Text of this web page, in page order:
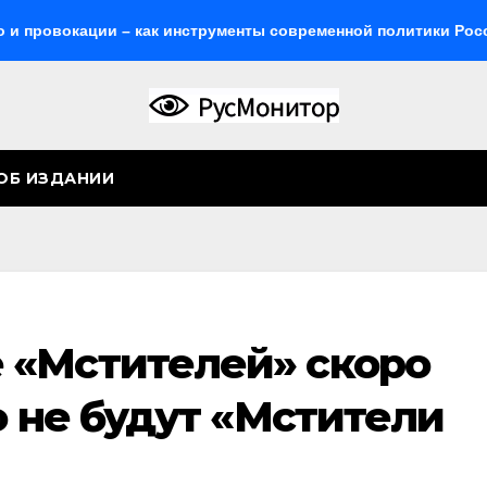
– как инструменты современной политики России
ИЗДАНИИ
скоро
не будут «Мстители